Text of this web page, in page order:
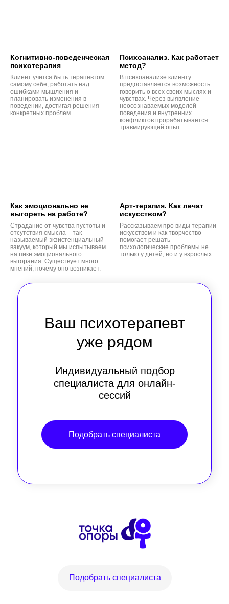
Когнитивно-поведенческая
психотерапия
Клиент учится быть терапевтом
самому себе, работать над
ошибками мышления и
планировать изменения в
поведении, достигая решения
конкретных проблем.
Психоанализ. Как работает
метод?
В психоанализе клиенту
предоставляется возможность
говорить о всех своих мыслях и
чувствах. Через выявление
неосознаваемых моделей
поведения и внутренних
конфликтов прорабатывается
травмирующий опыт.
Как эмоционально не
выгореть на работе?
Страдание от чувства пустоты и
отсутствия смысла – так
называемый экзистенциальный
вакуум, который мы испытываем
на пике эмоционального
выгорания. Существует много
мнений, почему оно возникает.
Арт-терапия. Как лечат
искусством?
Рассказываем про виды терапии
искусством и как творчество
помогает решать
психологические проблемы не
только у детей, но и у взрослых.
Ваш психотерапевт
уже рядом
Индивидуальный подбор
специалиста для онлайн-
сессий
Подобрать специалиста
Подобрать специалиста